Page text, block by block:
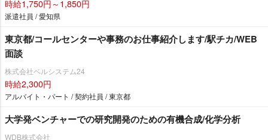
時給1,750円～1,850円
派遣社員 / 愛知県
東京都/コールセンターや事務のお仕事紹介します/駅チカ/WEB
面談
株式会社ベルシステム24
時給2,300円
アルバイト・パート / 契約社員 / 東京都
大学発ベンチャーでの研究開発のための有機合成/化学分析
WDB株式会社